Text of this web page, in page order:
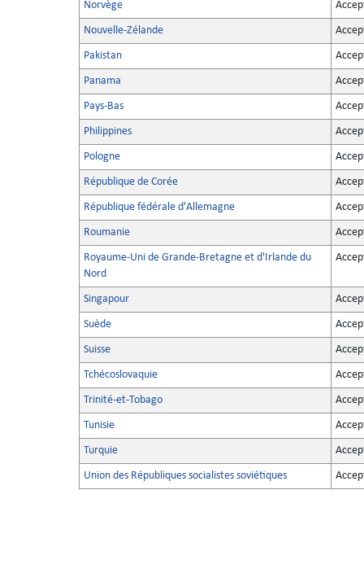
Norvège
Nouvelle-Zélande
Pakistan
Panama
Pays-Bas
Philippines
Pologne
République de Corée
République fédérale d'Allemagne
Roumanie
Royaume-Uni de Grande-Bretagne et d'Irlande du
Nord
Singapour
Suède
Suisse
Tchécoslovaquie
Trinité-et-Tobago
Tunisie
Turquie
Union des Républiques socialistes soviétiques